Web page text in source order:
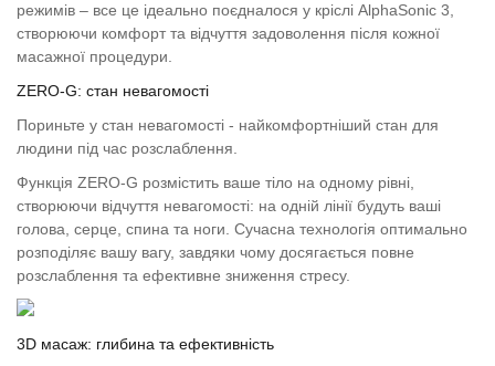
режимів – все це ідеально поєдналося у кріслі AlphaSonic 3,
створюючи комфорт та відчуття задоволення після кожної
масажної процедури.
ZERO-G: стан невагомості
Пориньте у стан невагомості - найкомфортніший стан для
людини під час розслаблення.
Функція ZERO-G розмістить ваше тіло на одному рівні,
створюючи відчуття невагомості: на одній лінії будуть ваші
голова, серце, спина та ноги. Сучасна технологія оптимально
розподіляє вашу вагу, завдяки чому досягається повне
розслаблення та ефективне зниження стресу.
3D масаж: глибина та ефективність